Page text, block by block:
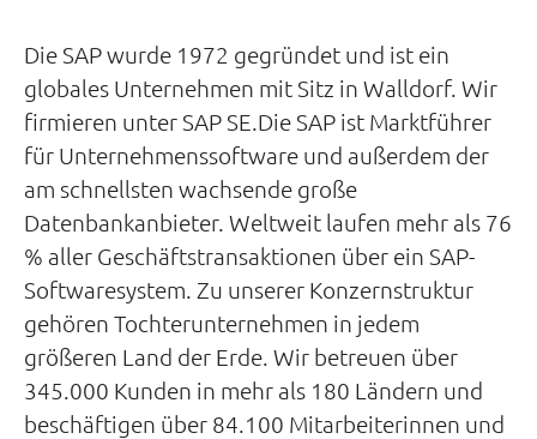
Die SAP wurde 1972 gegründet und ist ein
globales Unternehmen mit Sitz in Walldorf. Wir
firmieren unter SAP SE.Die SAP ist Marktführer
für Unternehmenssoftware und außerdem der
am schnellsten wachsende große
Datenbankanbieter. Weltweit laufen mehr als 76
% aller Geschäftstransaktionen über ein SAP-
Softwaresystem. Zu unserer Konzernstruktur
gehören Tochterunternehmen in jedem
größeren Land der Erde. Wir betreuen über
345.000 Kunden in mehr als 180 Ländern und
beschäftigen über 84.100 Mitarbeiterinnen und